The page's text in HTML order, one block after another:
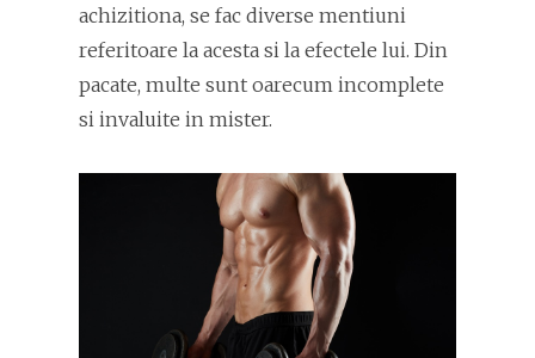
achizitiona, se fac diverse mentiuni
referitoare la acesta si la efectele lui. Din
pacate, multe sunt oarecum incomplete
si invaluite in mister.